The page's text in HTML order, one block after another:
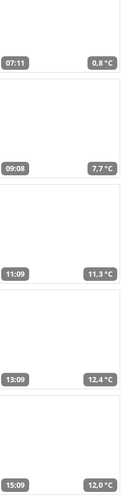
07:11 0,8 °C
09:08 7,7 °C
11:09 11,3 °C
13:09 12,4 °C
15:09 12,0 °C